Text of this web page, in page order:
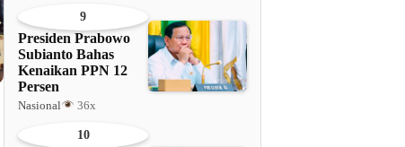
9
Presiden Prabowo
Subianto Bahas
Kenaikan PPN 12
Persen
Nasional 36x
10